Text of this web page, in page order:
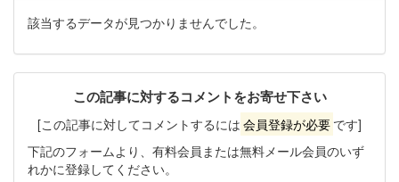
該当するデータが見つかりませんでした。
この記事に対するコメントをお寄せ下さい
[この記事に対してコメントするには 会員登録が必要 です]
下記のフォームより、有料会員または無料メール会員のいず
れかに登録してください。